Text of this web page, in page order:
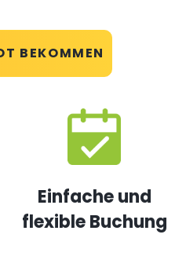
BEKOMMEN
Einfache und
flexible Buchung